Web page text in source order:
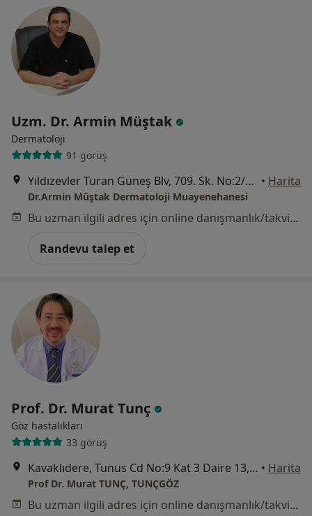
Uzm. Dr. Armin Müştak
Dermatoloji
91 görüş
Yıldızevler Turan Güneş Blv, 709. Sk. No:2/13, Ankara • Harita
Dr.Armin Müştak Dermatoloji Muayenehanesi
Bu uzman ilgili adres için online danışmanlık/takvim sunmuyor.
Randevu talep et
Prof. Dr. Murat Tunç
Göz hastalıkları
33 görüş
Kavaklıdere, Tunus Cd No:9 Kat 3 Daire 13, 06400 Çankaya/Ankara, Ankara • Harita
Prof Dr. Murat TUNÇ, TUNÇGÖZ
Bu uzman ilgili adres için online danışmanlık/takvim sunmuyor.